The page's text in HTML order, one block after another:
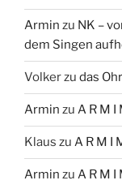
Armin zu NK –
dem Singen
Volkerzu das
Armin zu A R M I
Klaus zu A R M I
Armin zu A R M I